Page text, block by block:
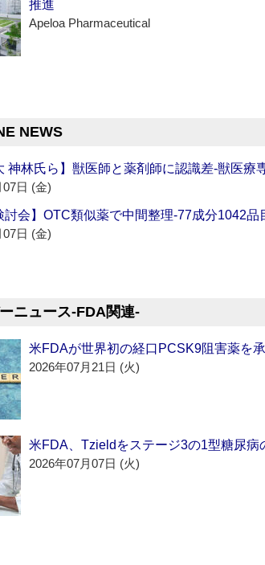
推進
Apeloa Pharmaceutical
NEWS
神林氏ら】獣医師と薬剤師に認識差‐獣医療
07日 (金)
討会】OTC類似薬で中間整理‐77成分1042品
07日 (金)
ニュース‐FDA関連‐
米FDAが世界初の経口PCSK9阻害薬を
2026年07月21日 (火)
米FDA、Tzieldをステージ3の1型糖尿病
2026年07月07日 (火)